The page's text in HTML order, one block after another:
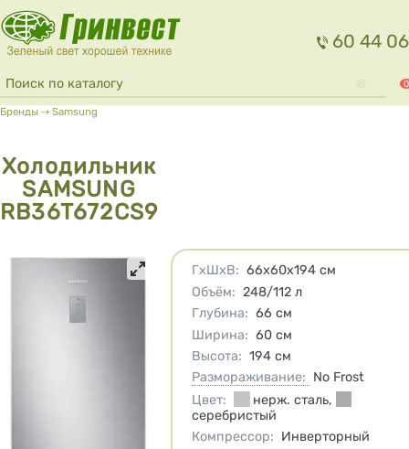
Перейти к основному содержанию
60 44 06
Форма поиска
Поиск 0
Вы здесь
Бренды ⇢ Samsung
Холодильник
SAMSUNG
RB36T672CS9
Характеристики
ГхШхВ: 66х60х194 см
Объём: 248/112 л
Глубина: 66 см
Ширина: 60 см
Высота: 194 см
Размораживание: No Frost
Цвет: нерж. сталь,
серебристый
Компрессор: Инверторный